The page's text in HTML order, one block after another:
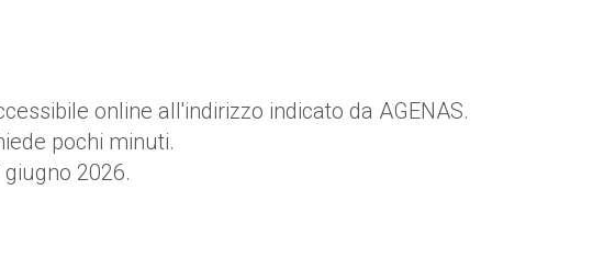
online all'indirizzo indicato da AGENAS.
pochi minuti.
2026.